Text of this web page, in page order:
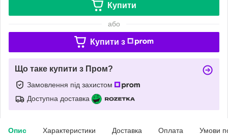
Купити
або
Купити з
Що таке купити з Пром?
Замовлення під захистом
Доступна доставка
Опис Характеристики Доставка Оплата Умови